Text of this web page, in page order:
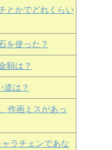
とかでどれくらい
を使った？
額は？
道は？
作画ミスがあっ
ラチェンであな